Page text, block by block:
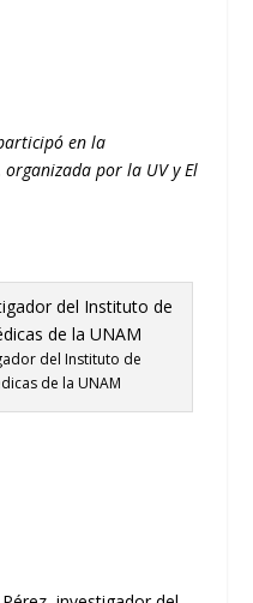
en la
organizada por la UV y El
del Instituto de
de la UNAM